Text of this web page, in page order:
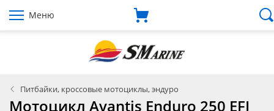
Меню
Питбайки, кроссовые мотоциклы, эндуро
Мотоцикл Avantis Enduro 250 EFI